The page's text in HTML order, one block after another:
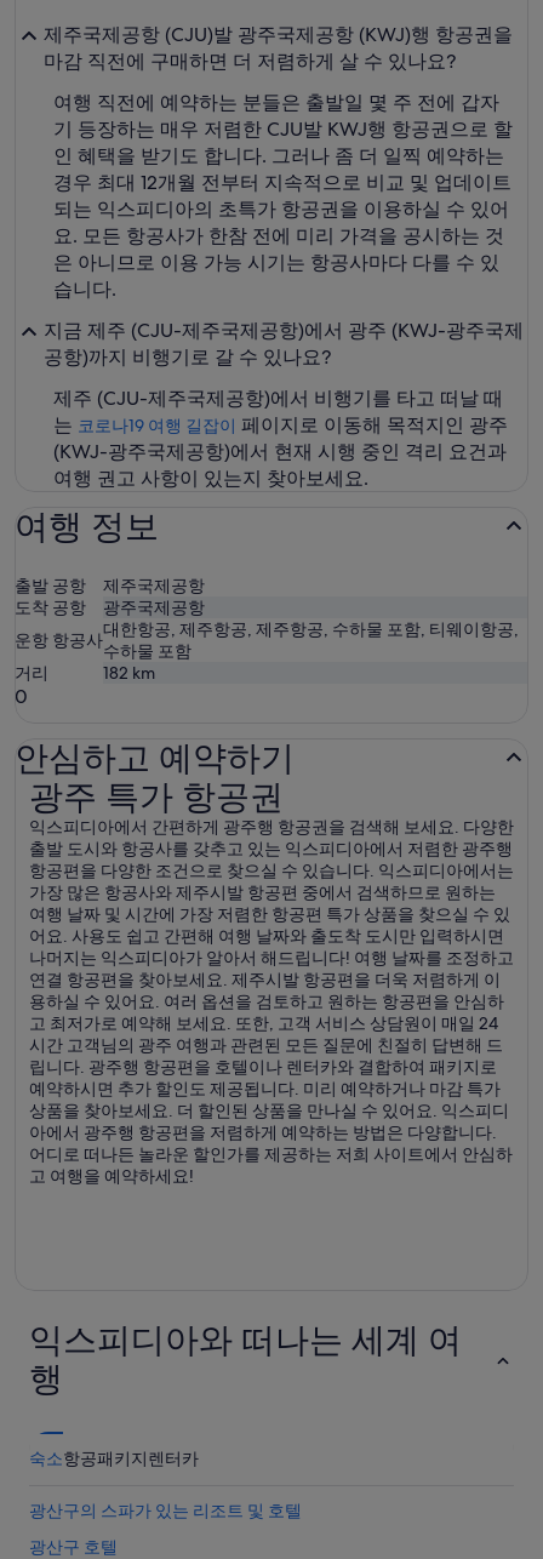
제주국제공항 (CJU)발 광주국제공항 (KWJ)행 항공권을
마감 직전에 구매하면 더 저렴하게 살 수 있나요?
여행 직전에 예약하는 분들은 출발일 몇 주 전에 갑자
기 등장하는 매우 저렴한 CJU발 KWJ행 항공권으로 할
인 혜택을 받기도 합니다. 그러나 좀 더 일찍 예약하는
경우 최대 12개월 전부터 지속적으로 비교 및 업데이트
되는 익스피디아의 초특가 항공권을 이용하실 수 있어
요. 모든 항공사가 한참 전에 미리 가격을 공시하는 것
은 아니므로 이용 가능 시기는 항공사마다 다를 수 있
습니다.
지금 제주 (CJU-제주국제공항)에서 광주 (KWJ-광주국제
공항)까지 비행기로 갈 수 있나요?
제주 (CJU-제주국제공항)에서 비행기를 타고 떠날 때
는 코로나19 여행 길잡이 페이지로 이동해 목적지인 광주
(KWJ-광주국제공항)에서 현재 시행 중인 격리 요건과
여행 권고 사항이 있는지 찾아보세요.
여행 정보
출발 공항
제주국제공항
도착 공항
광주국제공항
운항 항공사대한항공, 제주항공, 제주항공, 수하물 포함, 티웨이항공,
수하물 포함
거리
182 km
0
안심하고 예약하기
광주 특가 항공권
익스피디아에서 간편하게 광주행 항공권을 검색해 보세요. 다양한
출발 도시와 항공사를 갖추고 있는 익스피디아에서 저렴한 광주행
항공편을 다양한 조건으로 찾으실 수 있습니다. 익스피디아에서는
가장 많은 항공사와 제주시발 항공편 중에서 검색하므로 원하는
여행 날짜 및 시간에 가장 저렴한 항공편 특가 상품을 찾으실 수 있
어요. 사용도 쉽고 간편해 여행 날짜와 출도착 도시만 입력하시면
나머지는 익스피디아가 알아서 해드립니다! 여행 날짜를 조정하고
연결 항공편을 찾아보세요. 제주시발 항공편을 더욱 저렴하게 이
용하실 수 있어요. 여러 옵션을 검토하고 원하는 항공편을 안심하
고 최저가로 예약해 보세요. 또한, 고객 서비스 상담원이 매일 24
시간 고객님의 광주 여행과 관련된 모든 질문에 친절히 답변해 드
립니다. 광주행 항공편을 호텔이나 렌터카와 결합하여 패키지로
예약하시면 추가 할인도 제공됩니다. 미리 예약하거나 마감 특가
상품을 찾아보세요. 더 할인된 상품을 만나실 수 있어요. 익스피디
아에서 광주행 항공편을 저렴하게 예약하는 방법은 다양합니다.
어디로 떠나든 놀라운 할인가를 제공하는 저희 사이트에서 안심하
고 여행을 예약하세요!
광주 특가 항공권
익스피디아와 떠나는 세계 여
행
숙소항공패키지렌터카
광산구의 스파가 있는 리조트 및 호텔
광산구 호텔